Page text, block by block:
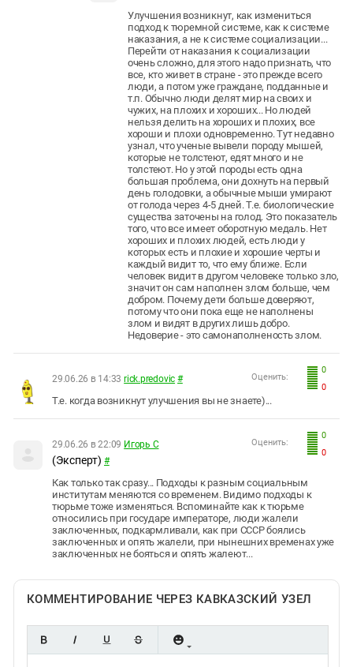
Улучшения возникнут, как измениться
подход к тюремной системе, как к системе
наказания, а не к системе социализации...
Перейти от наказания к социализации
очень сложно, для этого надо признать, что
все, кто живет в стране - это прежде всего
люди, а потом уже граждане, подданные и
т.п. Обычно люди делят мир на своих и
чужих, на плохих и хороших... Но людей
нельзя делить на хороших и плохих, все
хороши и плохи одновременно. Тут недавно
узнал, что ученые вывели породу мышей,
которые не толстеют, едят много и не
толстеют. Но у этой породы есть одна
большая проблема, они дохнуть на первый
день голодовки, а обычные мыши умирают
от голода через 4-5 дней. Т.е. биологические
существа заточены на голод. Это показатель
того, что все имеет оборотную медаль. Нет
хороших и плохих людей, есть люди у
которых есть и плохие и хорошие черты и
каждый видит то, что ему ближе. Если
человек видит в другом человеке только зло,
значит он сам наполнен злом больше, чем
добром. Почему дети больше доверяют,
потому что они пока еще не наполнены
злом и видят в других лишь добро.
Недоверие - это самонаполненость злом.
0
0
Оценить:
29.06.26 в 14:33 rick.predovic #
Т.е. когда возникнут улучшения вы не знаете)...
0
0
Оценить:
29.06.26 в 22:09 Игорь С
(Эксперт) #
Как только так сразу... Подходы к разным социальным
институтам меняются со временем. Видимо подходы к
тюрьме тоже изменяться. Вспоминайте как к тюрьме
относились при государе императоре, люди жалели
заключенных, подкармливали, как при СССР боялись
заключенных и опять жалели, при нынешних временах уже
заключенных не бояться и опять жалеют...
КОММЕНТИРОВАНИЕ ЧЕРЕЗ КАВКАЗСКИЙ УЗЕЛ